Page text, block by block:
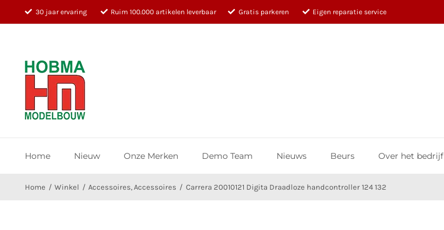
naar
30 jaar ervaring Ruim 100.000 artikelen leverbaar Gratis parkeren Eigen reparatie service
Home Nieuw Onze Merken Demo Team Nieuws Beurs Over het bedrijf
Home Winkel Accessoires Accessoires Carrera 20010121 Digita Draadloze handcontroller 124 132